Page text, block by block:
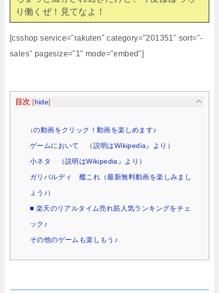
り働くぜ！見てなよ！
[csshop service="rakuten" category="201351" sort="-
sales" pagesize="1" mode="embed"]
目次 [ hide]
↓の動画をクリック！動画を楽しめます♪
ゲームにおいて （説明はWikipedia』より）
小ネタ （説明はWikipedia』より）
ガリバルディ 艦これ（最新無料動画を楽しみまし
ょう♪）
■ 楽天のリアルタイム売れ筋人気ランキングをチェ
ック♪
その他のゲームも楽しもう♪